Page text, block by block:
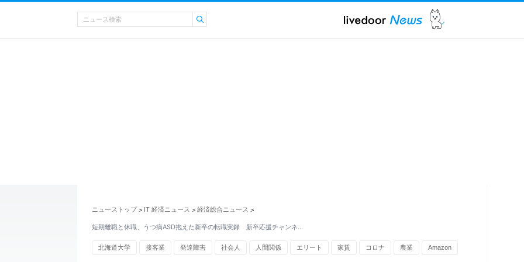
ニューストップ > IT 経済ニュース > 経済総合ニュース >
短期離職と休職、うつ病ASD抱えた新卒の転職実録 新卒応援チャンネ…
北海道大学 接客業 発達障害 社会人 人間関係 エリート 家賃 コロナ 農業 Amazon